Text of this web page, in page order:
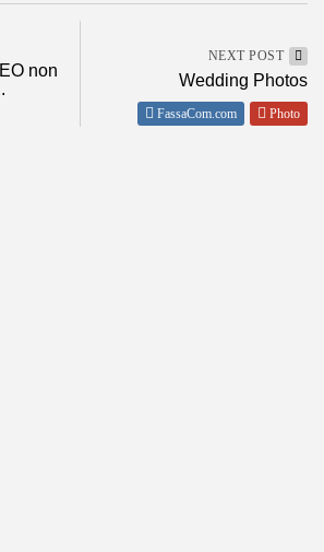
non
NEXT POST
Wedding Photos
FassaCom.com Photo